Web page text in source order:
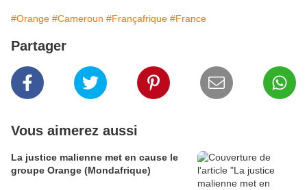
#Orange #Cameroun #Françafrique #France
Partager
Vous aimerez aussi
La justice malienne met en cause le
groupe Orange (Mondafrique)